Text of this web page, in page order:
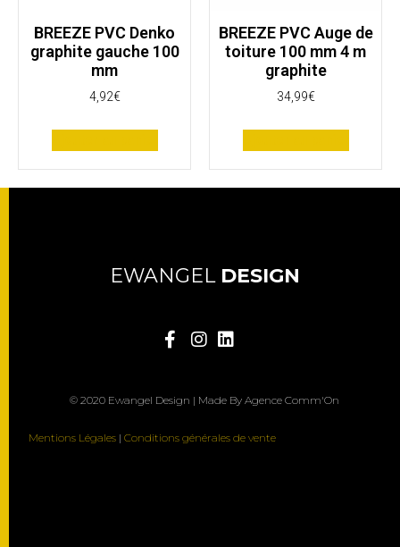
BREEZE PVC Denko
graphite gauche 100
mm
4,92€
BREEZE PVC Auge de
toiture 100 mm 4 m
graphite
34,99€
EWANGEL DESIGN
© 2020 Ewangel Design | Made By Agence Comm'On
Mentions Légales |Conditions générales de vente